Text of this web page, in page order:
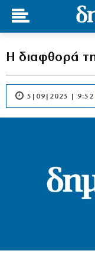
Η διαφθορά
5|09|2025 | 9:52